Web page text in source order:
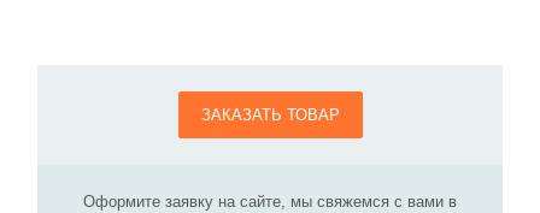
ЗАКАЗАТЬ ТОВАР
Оформите заявку на сайте, мы свяжемся с вами в